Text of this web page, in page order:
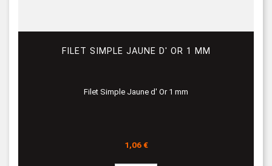
FILET SIMPLE JAUNE D' OR 1 MM
Filet Simple Jaune d' Or 1 mm
Prix
1,06 €